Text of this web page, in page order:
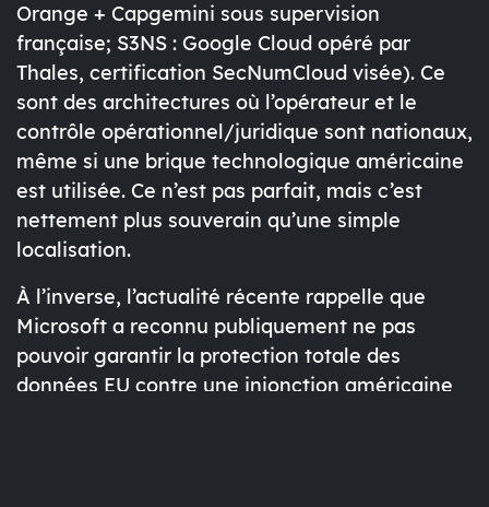
Orange + Capgemini sous supervision
française; S3NS : Google Cloud opéré par
Thales, certification SecNumCloud visée). Ce
sont des architectures où l’opérateur et le
contrôle opérationnel/juridique sont nationaux,
même si une brique technologique américaine
est utilisée. Ce n’est pas parfait, mais c’est
nettement plus souverain qu’une simple
localisation.
À l’inverse, l’actualité récente rappelle que
Microsoft a reconnu publiquement ne pas
pouvoir garantir la protection totale des
données EU contre une injonction américaine